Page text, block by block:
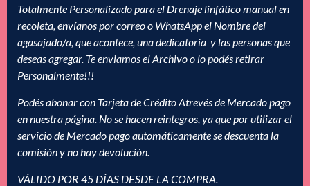
Totalmente Personalizado para el Drenaje linfático manual en
recoleta, envíanos por correo o WhatsApp el Nombre del
agasajado/a, que acontece, una dedicatoria y las personas que
deseas agregar. Te enviamos el Archivo o lo podés retirar
Personalmente!!!
Podés abonar con Tarjeta de Crédito Atrevés de Mercado pago
en nuestra página. No se hacen reintegros, ya que por utilizar el
servicio de Mercado pago automáticamente se descuenta la
comisión y no hay devolución.
VÁLIDO POR 45 DÍAS DESDE LA COMPRA.